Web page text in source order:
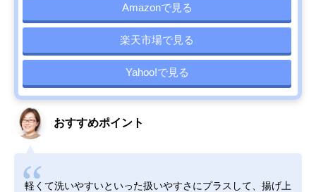
Amazonで見る
楽天市場で見る
Yahoo!で見る
おすすめポイント
軽くて洗いやすいといった扱いやすさにプラスして、揚げ上